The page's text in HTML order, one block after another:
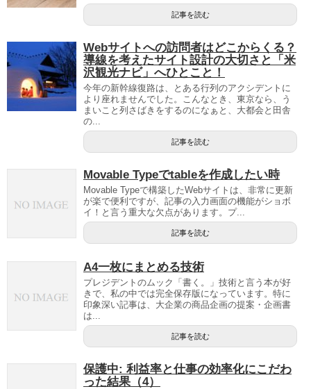
記事を読む
Webサイトへの訪問者はどこからくる？
導線を考えたサイト設計の大切さと「米
沢観光ナビ」へひとこと！
今年の新幹線復路は、とある行列のアクシデントに
より座れませんでした。こんなとき、東京なら、う
まいこと列さばきをするのになぁと、大都会と田舎
の...
記事を読む
Movable Typeでtableを作成したい時
Movable Typeで構築したWebサイトは、非常に更新
が楽で便利ですが、記事の入力画面の機能がショボ
イ！と言う重大な欠点があります。プ...
記事を読む
A4一枚にまとめる技術
プレジデントのムック「書く。」技術と言う本が好
きで、私の中では完全保存版になっています。特に
印象深い記事は、大企業の商品企画の提案・企画書
は...
記事を読む
保護中: 利益率と仕事の効率化にこだわ
った結果（4）